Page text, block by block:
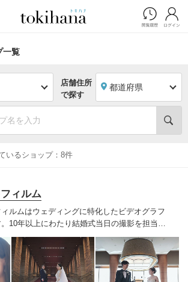
一覧
店舗住所
で探す
都道府県
いるショップ：8件
ィルム
ルムはウェディングに特化したビデオグラフ
10年以上にわたり結婚式当日の撮影を担当さ
だくカップルへヒアリングをもとにオリジナル
撮りを提案してきました。 ご自宅やご実家、学
、2人のルーツを辿り結婚式の一日だけでなく人
のを描く唯一無二な2人のためだけのウェディン